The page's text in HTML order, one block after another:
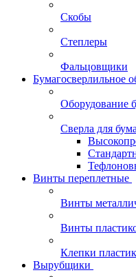
Скобы
Степлеры
Фальцовщики
Бумагосверлильное
Оборудование
Сверла для
Винты переплетные
Винты
Винты
Клепки
Вырубщики